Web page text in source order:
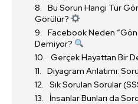
Bu Sorun Hangi Tür
Görülür?
Facebook Neden
Demiyor?
Gerçek Hayattan Bir
Diyagram Anlatımı:
Sık Sorulan Sorular
İnsanlar Bunları da